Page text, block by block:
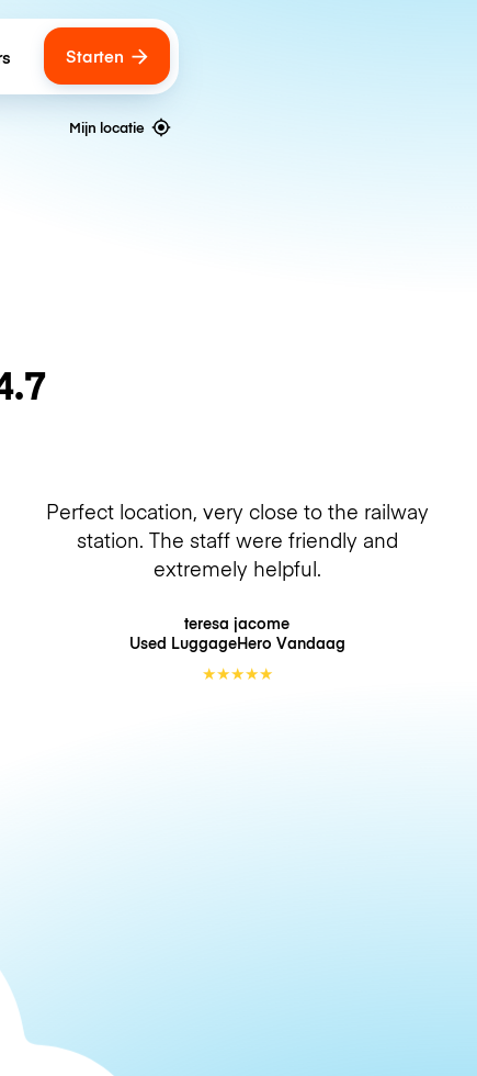
Starten
Mijn locatie
Perfect location, very close to the railway
station. The staff were friendly and
extremely helpful.
teresa jacome
Used LuggageHero Vandaag
★★★★★